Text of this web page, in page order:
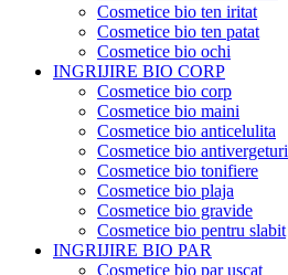
Cosmetice bio ten iritat
Cosmetice bio ten patat
Cosmetice bio ochi
INGRIJIRE BIO CORP
Cosmetice bio corp
Cosmetice bio maini
Cosmetice bio anticelulita
Cosmetice bio antivergeturi
Cosmetice bio tonifiere
Cosmetice bio plaja
Cosmetice bio gravide
Cosmetice bio pentru slabit
INGRIJIRE BIO PAR
Cosmetice bio par uscat